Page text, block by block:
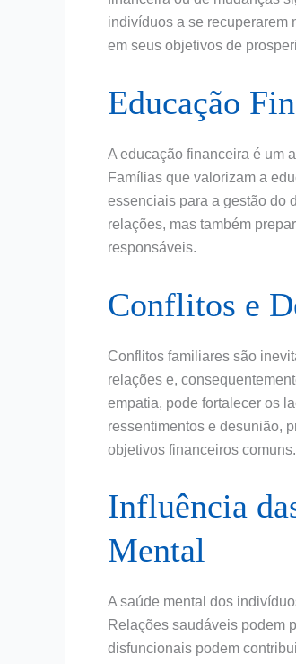
indivíduos a se recuperarem
em seus objetivos de
Educação
A educação financeira é um
Famílias que valorizam a
essenciais para a gestão do
relações, mas também
responsáveis.
Conflitos e
Conflitos familiares são
relações e,
empatia, pode fortalecer os
ressentimentos e desunião,
objetivos financeiros comuns.
Influência
Mental
A saúde mental dos
Relações saudáveis podem
disfuncionais podem